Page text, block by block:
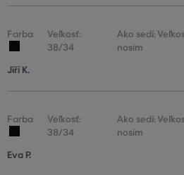
Farba
Veľkosť:
38/34
Ako sedí:
nosím
Jiří K.
Farba
Veľkosť:
38/34
Ako sedí:
nosím
Eva P.